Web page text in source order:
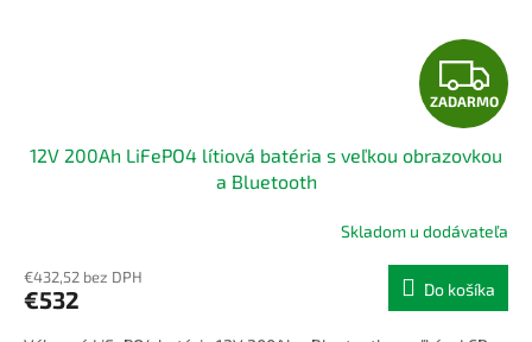
Z
A
D
A
R
M
ZADARMO
12V 200Ah LiFePO4 lítiová batéria s veľkou obrazovkou
a Bluetooth
Skladom u dodávateľa
€432,52 bez DPH
€532 Do košíka